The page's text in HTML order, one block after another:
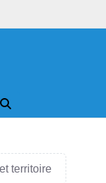
territoire